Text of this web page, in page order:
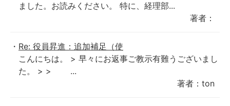
ました。お読みください。 特に、経理部...
著者：
Re: 役員昇進：追加補足（使
こんにちは。 > 早々にお返事ご教示有難うございまし
た。 > > ...
著者：ton